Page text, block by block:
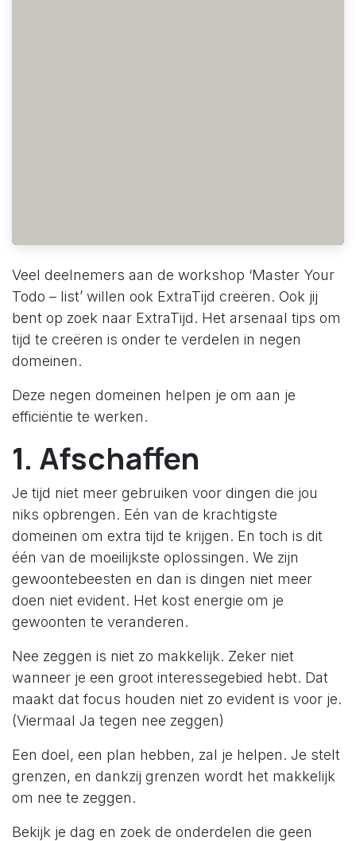
Veel deelnemers aan de workshop ‘Master Your
Todo – list’ willen ook ExtraTijd creëren. Ook jij
bent op zoek naar ExtraTijd. Het arsenaal tips om
tijd te creëren is onder te verdelen in negen
domeinen.
Deze negen domeinen helpen je om aan je
efficiëntie te werken.
1. Afschaffen
Je tijd niet meer gebruiken voor dingen die jou
niks opbrengen. Eén van de krachtigste
domeinen om extra tijd te krijgen. En toch is dit
één van de moeilijkste oplossingen. We zijn
gewoontebeesten en dan is dingen niet meer
doen niet evident. Het kost energie om je
gewoonten te veranderen.
Nee zeggen is niet zo makkelijk. Zeker niet
wanneer je een groot interessegebied hebt. Dat
maakt dat focus houden niet zo evident is voor je.
(Viermaal Ja tegen nee zeggen)
Een doel, een plan hebben, zal je helpen. Je stelt
grenzen, en dankzij grenzen wordt het makkelijk
om nee te zeggen.
Bekijk je dag en zoek de onderdelen die geen